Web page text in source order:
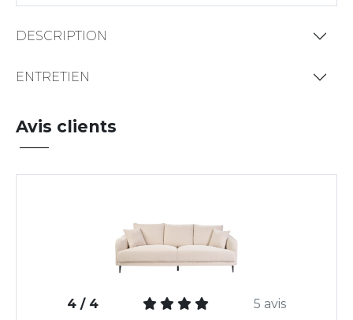
DESCRIPTION
ENTRETIEN
Avis clients
4 / 4 5 avis